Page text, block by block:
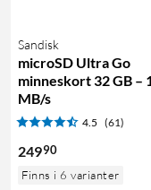
Sandisk
microSD Ultra Go
minneskort 32 GB –
MB/s
4.5 (61)
24990
Finns i 6 varianter